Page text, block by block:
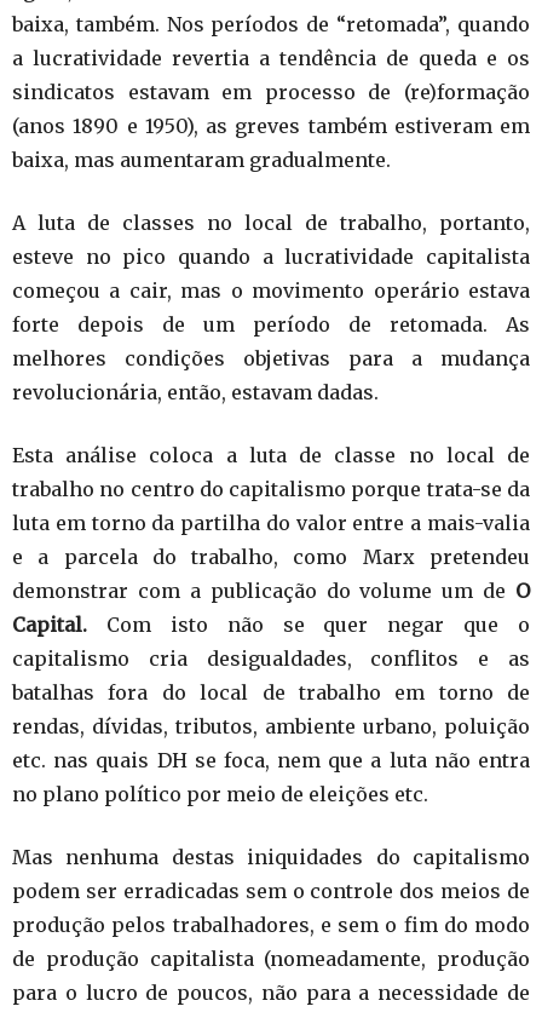
baixa, também. Nos períodos de “retomada”, quando
a lucratividade revertia a tendência de queda e os
sindicatos estavam em processo de (re)formação
(anos 1890 e 1950), as greves também estiveram em
baixa, mas aumentaram gradualmente.
A luta de classes no local de trabalho, portanto,
esteve no pico quando a lucratividade capitalista
começou a cair, mas o movimento operário estava
forte depois de um período de retomada. As
melhores condições objetivas para a mudança
revolucionária, então, estavam dadas.
Esta análise coloca a luta de classe no local de
trabalho no centro do capitalismo porque trata-se da
luta em torno da partilha do valor entre a mais-valia
e a parcela do trabalho, como Marx pretendeu
demonstrar com a publicação do volume um de O
Capital. Com isto não se quer negar que o
capitalismo cria desigualdades, conflitos e as
batalhas fora do local de trabalho em torno de
rendas, dívidas, tributos, ambiente urbano, poluição
etc. nas quais DH se foca, nem que a luta não entra
no plano político por meio de eleições etc.
Mas nenhuma destas iniquidades do capitalismo
podem ser erradicadas sem o controle dos meios de
produção pelos trabalhadores, e sem o fim do modo
de produção capitalista (nomeadamente, produção
para o lucro de poucos, não para a necessidade de